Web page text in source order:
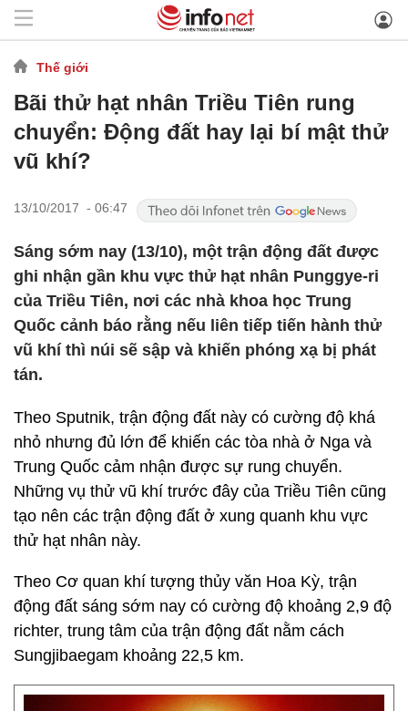
Thế giới
Bãi thử hạt nhân Triều Tiên rung
chuyển: Động đất hay lại bí mật thử
vũ khí?
13/10/2017 - 06:47
Sáng sớm nay (13/10), một trận động đất được
ghi nhận gần khu vực thử hạt nhân Punggye-ri
của Triều Tiên, nơi các nhà khoa học Trung
Quốc cảnh báo rằng nếu liên tiếp tiến hành thử
vũ khí thì núi sẽ sập và khiến phóng xạ bị phát
tán.
Theo Sputnik, trận động đất này có cường độ khá
nhỏ nhưng đủ lớn để khiến các tòa nhà ở Nga và
Trung Quốc cảm nhận được sự rung chuyển.
Những vụ thử vũ khí trước đây của Triều Tiên cũng
tạo nên các trận động đất ở xung quanh khu vực
thử hạt nhân này.
Theo Cơ quan khí tượng thủy văn Hoa Kỳ, trận
động đất sáng sớm nay có cường độ khoảng 2,9 độ
richter, trung tâm của trận động đất nằm cách
Sungjibaegam khoảng 22,5 km.